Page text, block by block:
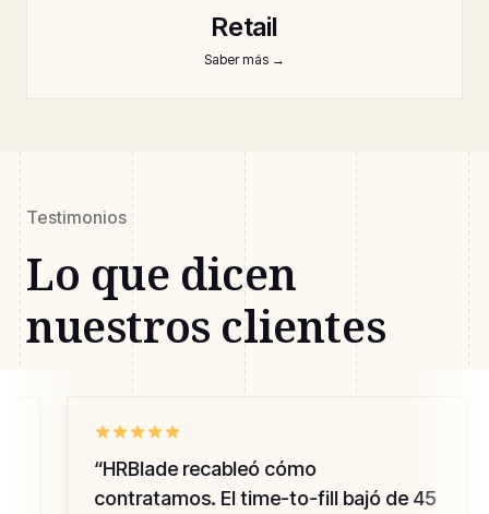
Retail
Saber más →
Testimonios
Lo que dicen
nuestros clientes
“HRBlade recableó cómo
contratamos. El time-to-fill bajó de 45